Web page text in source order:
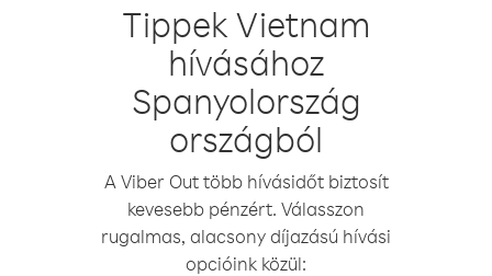
Tippek Vietnam
hívásához
Spanyolország
országból
A Viber Out több hívásidőt biztosít
kevesebb pénzért. Válasszon
rugalmas, alacsony díjazású hívási
opcióink közül: